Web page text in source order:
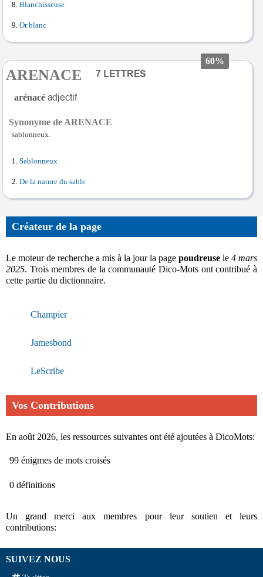
Blanchisseuse
Or blanc
60%
ARENACE
arénacé
Synonyme de ARENACE
sablonneux.
Sablonneux
De la nature du sable
Créateur de la page
Le moteur de recherche a mis à la jour la page poudreuse le 4 mars
2025. Trois membres de la communauté Dico-Mots ont contribué à
cette partie du dictionnaire.
Champier
Jamesbond
LeScribe
Vos Contributions
En août 2026, les ressources suivantes ont été ajoutées à DicoMots:
99 énigmes de mots croisés
0 définitions
Un grand merci aux membres pour leur soutien et leurs
contributions:
SUIVEZ NOUS